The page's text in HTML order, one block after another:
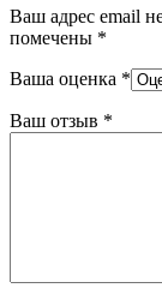
Ваш адрес email
помечены *
Ваша оценка *
Ваш отзыв *